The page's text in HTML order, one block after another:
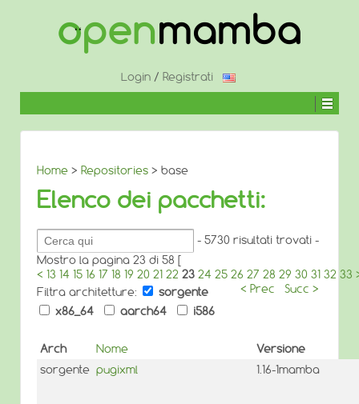
CONTENUTO
Login / Registrati
Home > Repositories > base
Elenco dei pacchetti:
Cerca
pacchetti:
- 5730 risultati trovati -
Mostro la pagina 23 di 58 [
< 13 14 15 16 17 18 19 20 21 22 23 24 25 26 27 28 29 30 31 32 33
< Prec
Succ >
Filtra architetture:
sorgente
x86_64
aarch64 i586
Arch Nome
Versione
sorgente pugixml 1.16-1mamba